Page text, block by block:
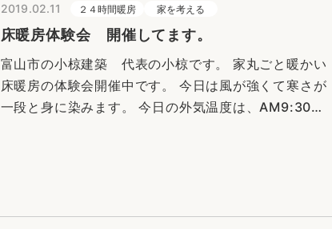
2019.02.11 ２４時間暖房 家を考える
床暖房体験会 開催してます。
富山市の小椋建築 代表の小椋です。 家丸ごと暖かい
床暖房の体験会開催中です。 今日は風が強くて寒さが
一段と身に染みます。 今日の外気温度は、AM9:30で